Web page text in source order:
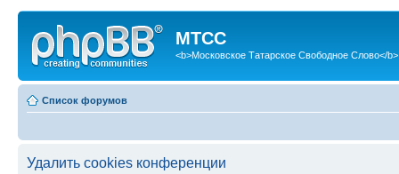
МТСС
<b>Московское Татарское Свободное Слово</b>
Список форумов
Удалить cookies конференции